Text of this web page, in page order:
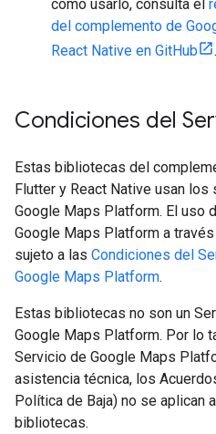
cómo usarlo, consulta el
del complemento de
React Native en GitHub
.
Condiciones del
Estas bibliotecas del
Flutter y React Native usan
Google Maps Platform. El uso
Google Maps Platform a
sujeto a las Condiciones del
Google Maps Platform.
Estas bibliotecas no son un
Google Maps Platform. Por lo
Servicio de Google Maps
asistencia técnica, los
Política de Baja) no se aplican
bibliotecas.